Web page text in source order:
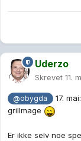
Uderzo
Skrevet 11.
@obygda
17.
grillmage
Er ikke selv noe